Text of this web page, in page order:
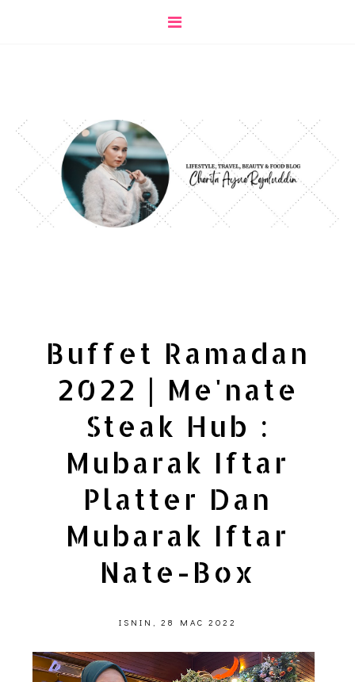
Buffet Ramadan
2022 | Me'nate
Steak Hub :
Mubarak Iftar
Platter Dan
Mubarak Iftar
Nate-Box
ISNIN, 28 MAC 2022